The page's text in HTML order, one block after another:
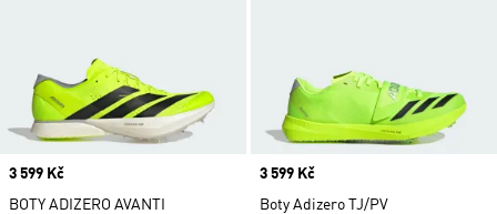
Price
3 599 Kč
BOTY ADIZERO AVANTI
Price
3 599 Kč
Boty Adizero TJ/PV